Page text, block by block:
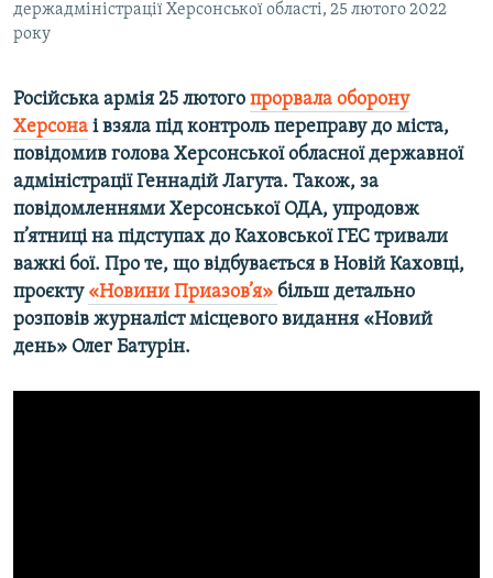
держадміністрації Херсонської області, 25 лютого 2022
року
Російська армія 25 лютого прорвала оборону
Херсона і взяла під контроль переправу до міста,
повідомив голова Херсонської обласної державної
адміністрації Геннадій Лагута. Також, за
повідомленнями Херсонської ОДА, упродовж
п’ятниці на підступах до Каховської ГЕС тривали
важкі бої. Про те, що відбувається в Новій Каховці,
проєкту «Новини Приазов’я» більш детально
розповів журналіст місцевого видання «Новий
день» Олег Батурін.